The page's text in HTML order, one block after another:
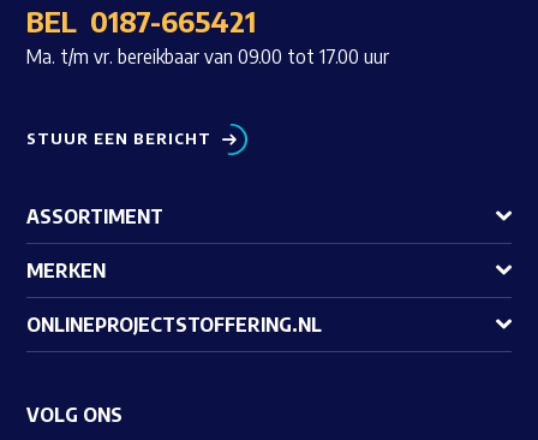
BEL 0187-665421
Ma. t/m vr. bereikbaar van 09.00 tot 17.00 uur
STUUR EEN BERICHT
ASSORTIMENT
MERKEN
ONLINEPROJECTSTOFFERING.NL
VOLG ONS